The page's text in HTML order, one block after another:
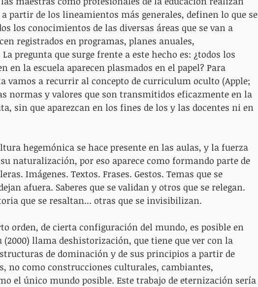
partir de los lineamientos más generales, definen lo que se
los conocimientos de las diversas áreas que se van a
registrados en programas, planes anuales,
pregunta que surge frente a este hecho es: ¿todos los
en la escuela aparecen plasmados en el papel? Para
vamos a recurrir al concepto de curriculum oculto (Apple;
normas y valores que son transmitidos eficazmente en la
sin que aparezcan en los fines de los y las docentes ni en
hegemónica se hace presente en las aulas, y la fuerza
naturalización, por eso aparece como formando parte de
Imágenes. Textos. Frases. Gestos. Temas que se
afuera. Saberes que se validan y otros que se relegan.
que se resaltan... otras que se invisibilizan.
orden, de cierta configuración del mundo, es posible en
(2000) llama deshistorización, que tiene que ver con la
de dominación y de sus principios a partir de
no como construcciones culturales, cambiantes,
el único mundo posible. Este trabajo de eternización sería